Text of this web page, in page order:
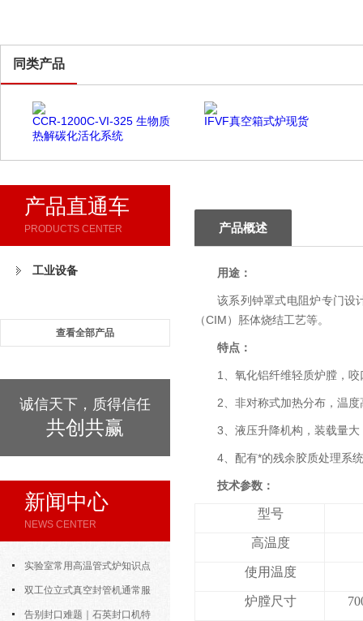
同类产品
CCR-1200C-VI-325 生物质
热解碳化活化系统
IFVF真空箱式炉现货
产品直通车
PRODUCTS CENTER
工业设备
查看全部产品
诚信天下，质得信任
共创共赢
新闻中心
NEWS CENTER
实验室常用高温管式炉知识点
汇总，新手快速上手
双工位立式真空封管机通常服
务于对气氛敏感的样品制备
告别封口难题｜石英封口机特
产品概述
用途：
该系列钟罩式电阻炉专门设
（CIM）胚体烧结工艺等。
特点：
1、氧化铝纤维轻质炉膛，
2、非对称式加热分布，温
3、液压升降机构，装载量
4、配有*的残余胶质处理系
技术参数：
型号
高温度
使用温度
炉膛尺寸